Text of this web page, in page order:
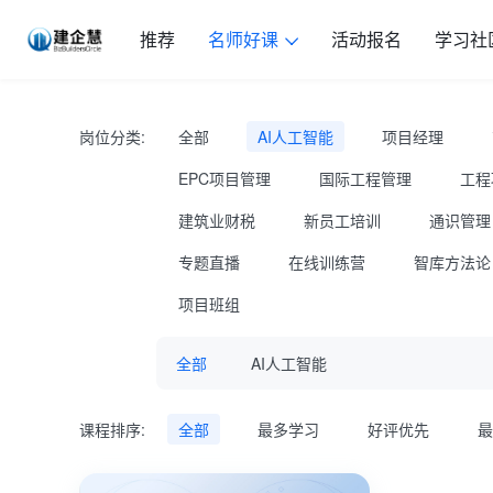
推荐 名师好课 活动报名 学习社
岗位分类: 全部 AI人工智能 项目经理
EPC项目管理
国际工程管理
工
建筑业财税
新员工培训
通识管理
专题直播
在线训练营
智库方法论
项目班组
全部 AI人工智能
课程排序: 全部 最多学习 好评优先